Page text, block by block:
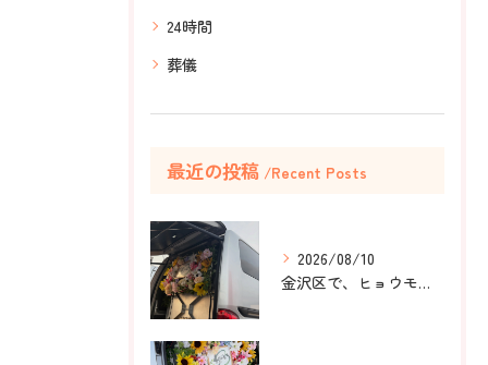
24時間
葬儀
最近の投稿 Recent Posts
2026/08/10
金沢区で、ヒョウモントカゲモドキのラテちゃんのペット火葬のお...